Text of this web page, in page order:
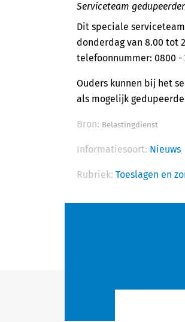
Serviceteam
Dit speciale
donderdag van 8.00 tot
telefoonnummer: 0800 -
Ouders kunnen bij het
als mogelijk
Bron: Belastingdienst
Informatiesoort: Nieuws
Rubriek: Toeslagen en